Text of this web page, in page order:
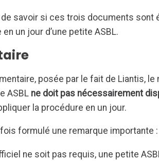
savoir si ces trois documents sont
un jour d’une petite ASBL.
posée par le fait de Liantis, le
ASBL ne doit pas nécessairement
la procédure en un jour.
formulé une remarque importante :
ne soit pas requis, une petite